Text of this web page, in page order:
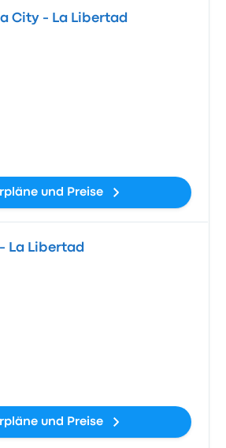
City - La Libertad
und Preise
La Libertad
und Preise